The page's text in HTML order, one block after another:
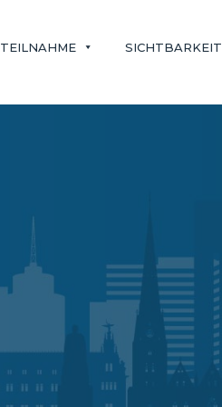
TEILNAHME SICHTBARKEIT